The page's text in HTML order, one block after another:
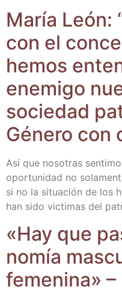
María León:
con el
hemos
enemi­go
socie­dad
Géne­ro con
Así que noso­tras
opor­tu­ni­dad no
si no la situa­ción de los
han sido vic­ti­mas del
«Hay que
no­mía
feme­ni­na» –